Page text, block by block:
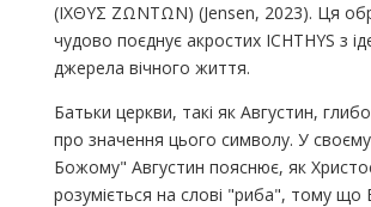
(ΙΧΘΥΣ ΖΩΝΤΩΝ) (Jensen, 2023). Ця
чудово поєднує акростих ICHTHYS з
джерела вічного життя.
Батьки церкви, такі як Августин,
про значення цього символу. У своєму
Божому" Августин пояснює, як
розуміється на слові "риба", тому що